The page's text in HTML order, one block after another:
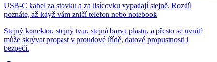
USB-C kabel za stovku a za tisícovku vypadají stejně. Rozdíl
poznáte, až když vám zničí telefon nebo notebook
Stejný konektor, stejný tvar, stejná barva plastu, a přesto se uvnitř
může skrývat propast v proudové třídě, datové propustnosti i
bezpečí.